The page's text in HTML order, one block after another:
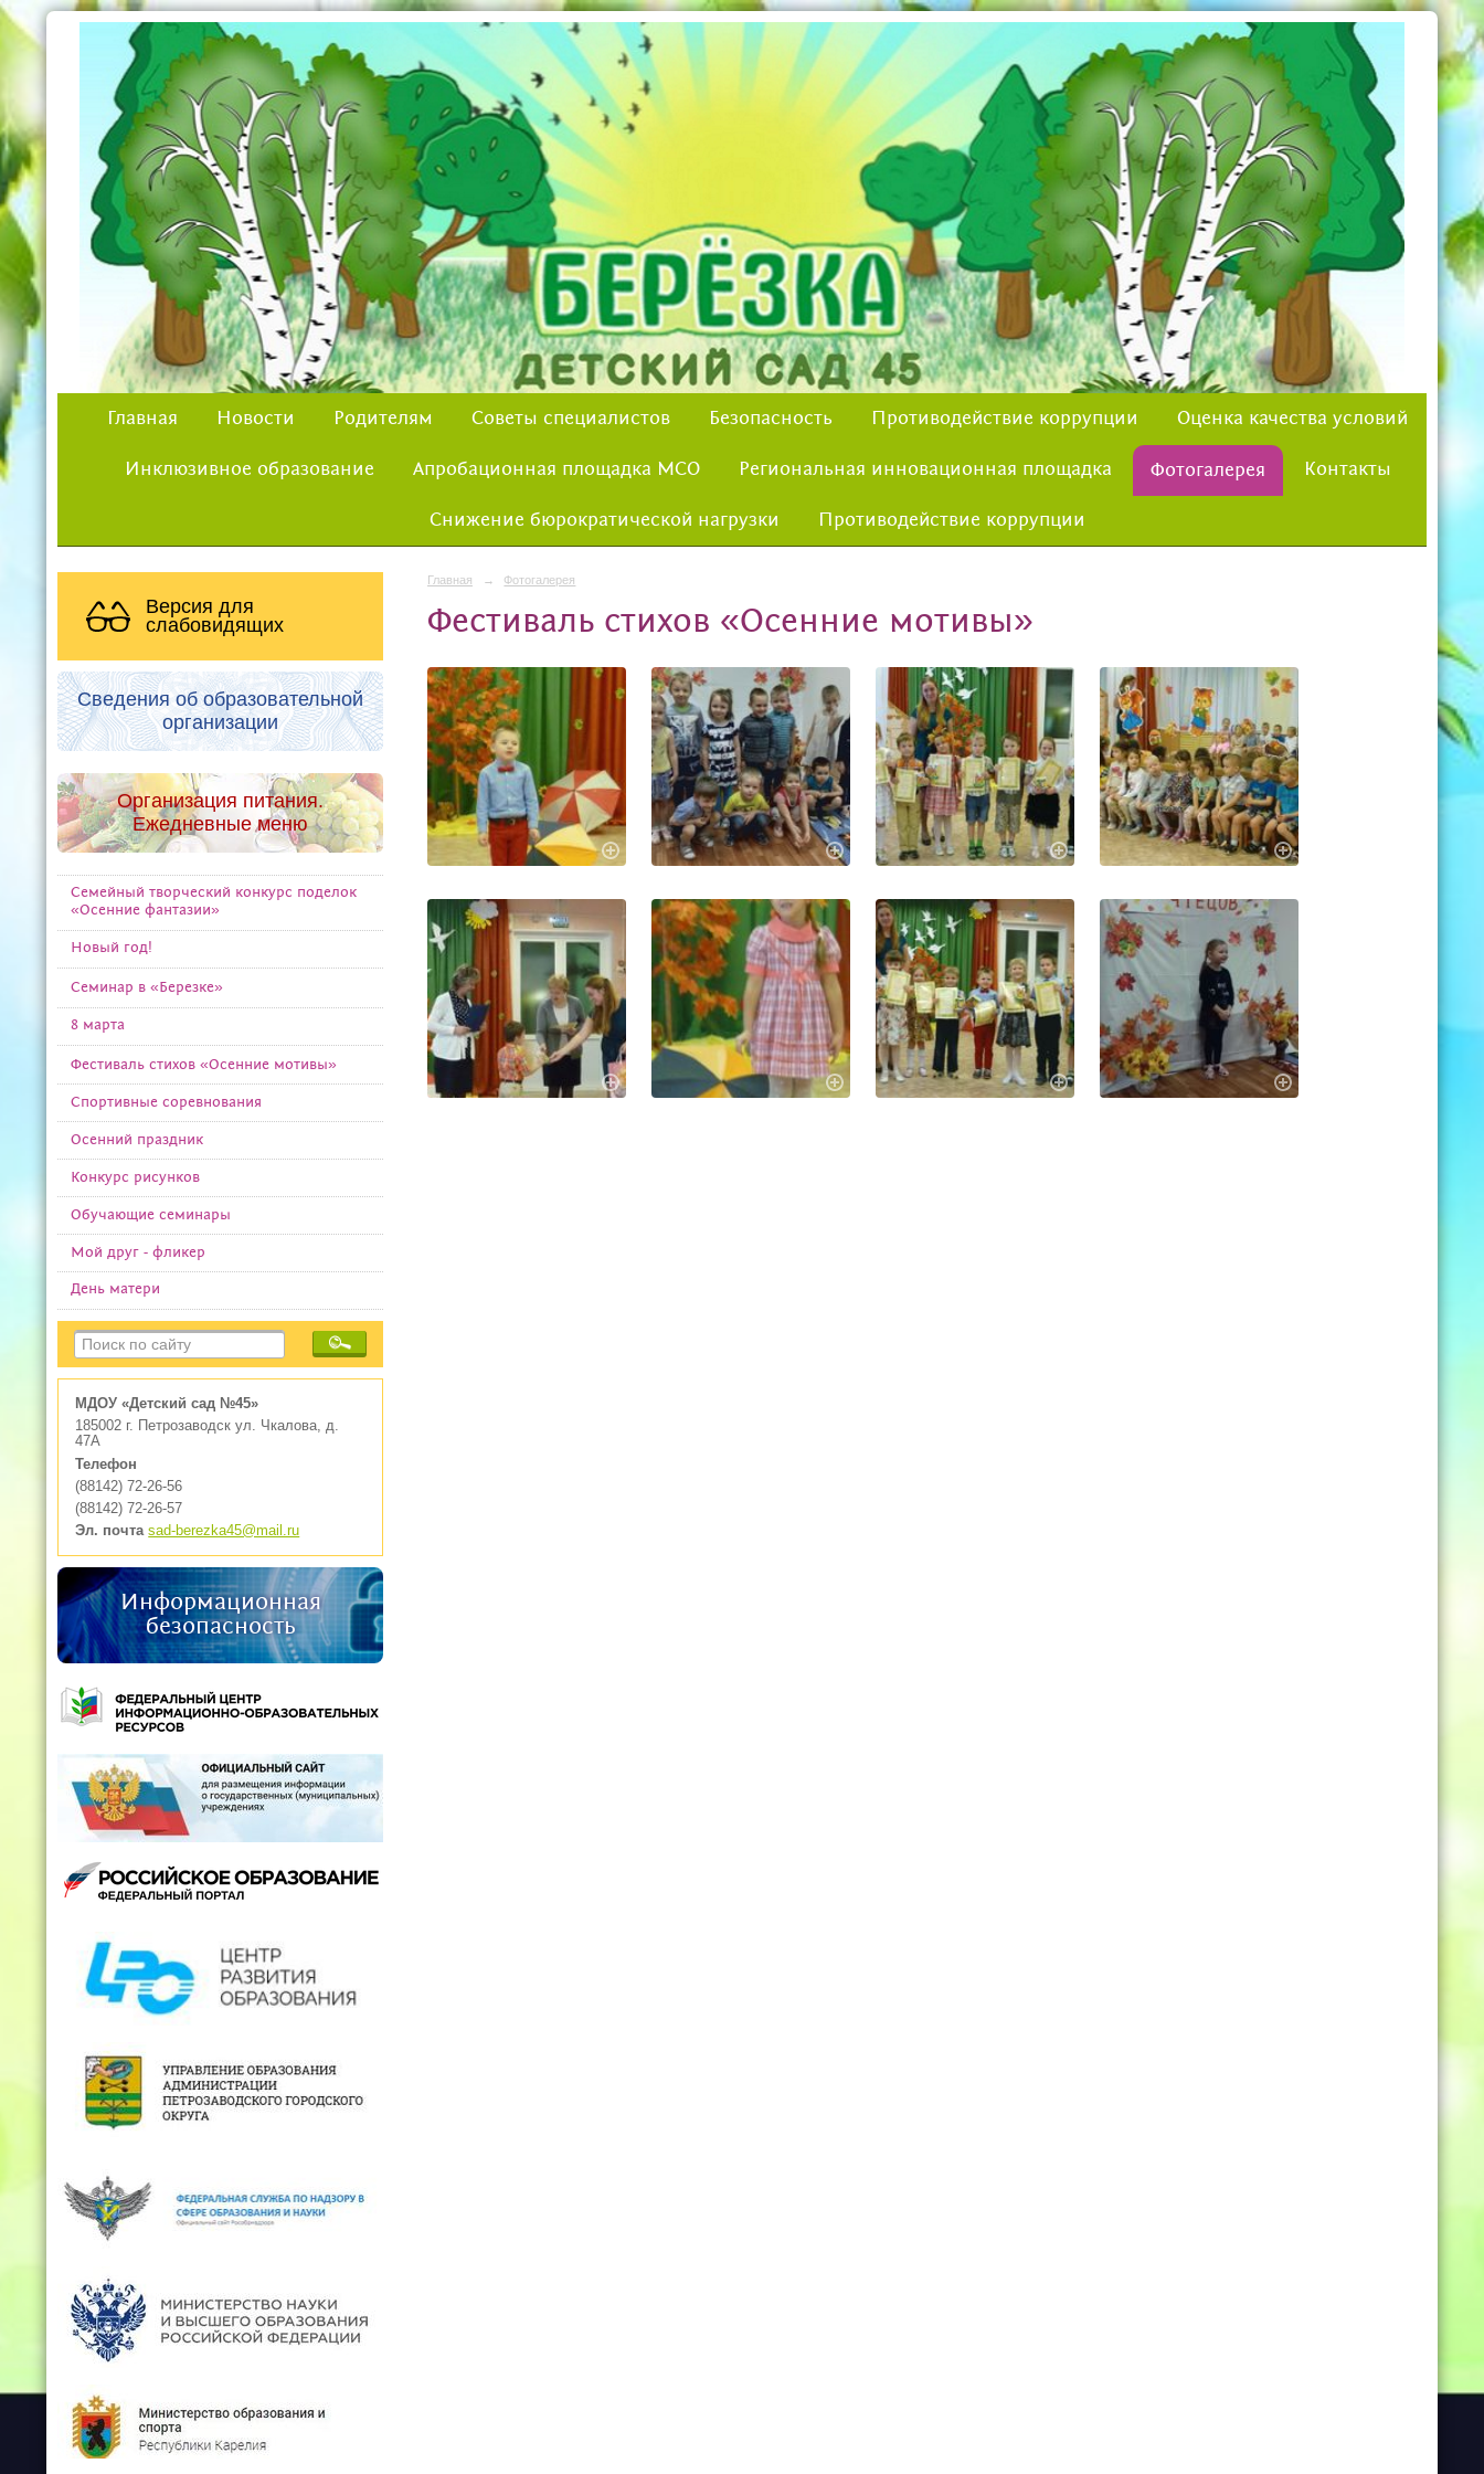
Главная Новости Родителям Советы специалистов Безопасность Противодействие коррупции Оценка качества условий
Инклюзивное образование Апробационная площадка МСО Региональная инновационная площадка Фотогалерея Контакты
Снижение бюрократической нагрузки Противодействие коррупции
Версия для
слабовидящих
Сведения об образовательной
организации
Организация питания.
Ежедневные меню
Семейный творческий конкурс поделок
«Осенние фантазии»
Новый год!
Семинар в «Березке»
8 марта
Фестиваль стихов «Осенние мотивы»
Спортивные соревнования
Осенний праздник
Конкурс рисунков
Обучающие семинары
Мой друг - фликер
День матери
МДОУ «Детский сад №45»
185002 г. Петрозаводск ул. Чкалова, д.
47А
Телефон
(88142) 72-26-56
(88142) 72-26-57
Эл. почта sad-berezka45@mail.ru
Информационная
безопасность
Главная → Фотогалерея
Фестиваль стихов «Осенние мотивы»